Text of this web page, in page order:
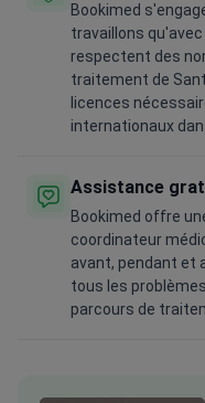
Bookimed
travaillons
respectent des
traitement de
licences
internationaux
Assistance
Bookimed offre
coordinateur
avant, pendant et
tous les
parcours de